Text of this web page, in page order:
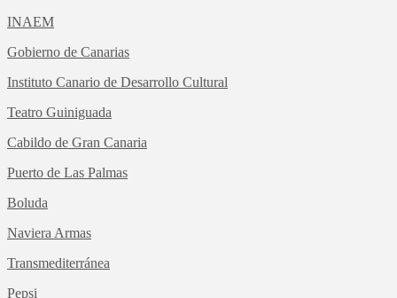
INAEM
Gobierno de Canarias
Instituto Canario de Desarrollo Cultural
Teatro Guiniguada
Cabildo de Gran Canaria
Puerto de Las Palmas
Boluda
Naviera Armas
Transmediterránea
Pepsi